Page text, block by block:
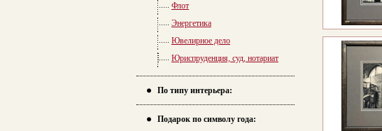
Флот
Энергетика
Ювелирное дело
Юриспруденция, суд, нотариат
По типу интерьера:
Подарок по символу года: